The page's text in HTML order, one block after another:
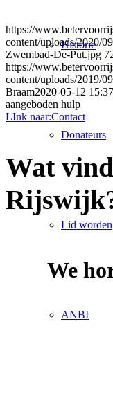
Historie
Donateurs
Lid worden
ANBI
https://
content/uploads/2020/
Zwembad-De-Put.jpg
https://
content/uploads/2019/
Braam2020-05-12
aangeboden hulp
LInk naar:Contact
Wat
We